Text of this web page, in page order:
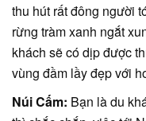
thu hút rất đông người
rừng tràm xanh ngắt
khách sẽ có dịp được
vùng đầm lầy đẹp với
Núi Cấm: Bạn là du